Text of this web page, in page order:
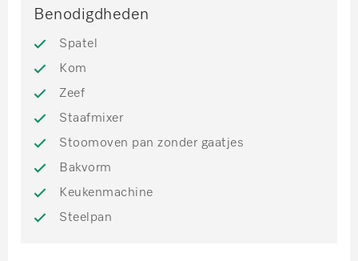
Benodigdheden
Spatel
Kom
Zeef
Staafmixer
Stoomoven pan zonder gaatjes
Bakvorm
Keukenmachine
Steelpan